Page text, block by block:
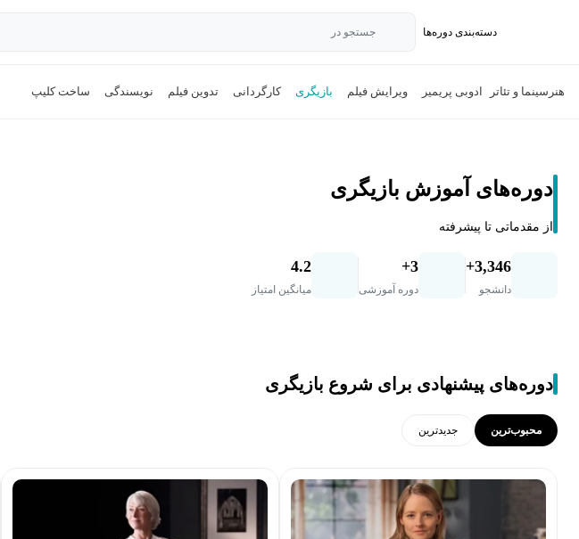
دسته‌بندی‌ دوره‌ها جستجو در
هنر سینما و تئاتر ادوبی پریمیر ویرایش فیلم بازیگری کارگردانی تدوین فیلم نویسندگی ساخت کلیپ
دوره‌های آموزش بازیگری
از مقدماتی تا پیشرفته
3,346+
دانشجو
3+
دوره آموزشی
4.2
میانگین امتیاز
دوره‌های پیشنهادی برای شروع بازیگری
محبوب‌ترین جدید‌ترین